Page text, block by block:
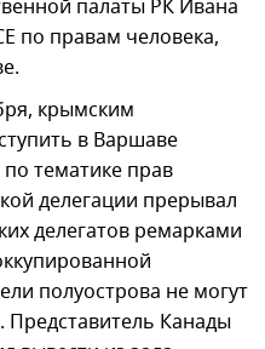
палаты РК Ивана
по правам человека,
крымским
в Варшаве
тематике прав
делегации прерывал
делегатов ремарками
полуострова не могут
Представитель Канады